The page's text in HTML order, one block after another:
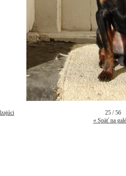
25 / 56
« Späť na